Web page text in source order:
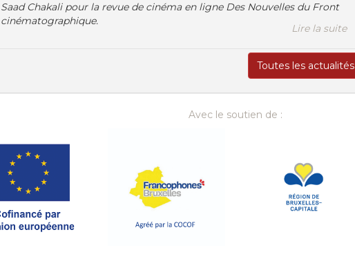
Saad Chakali pour la revue de cinéma en ligne Des Nouvelles du Front
cinématographique.
Lire la suite
Toutes les actualités
Avec le soutien de :